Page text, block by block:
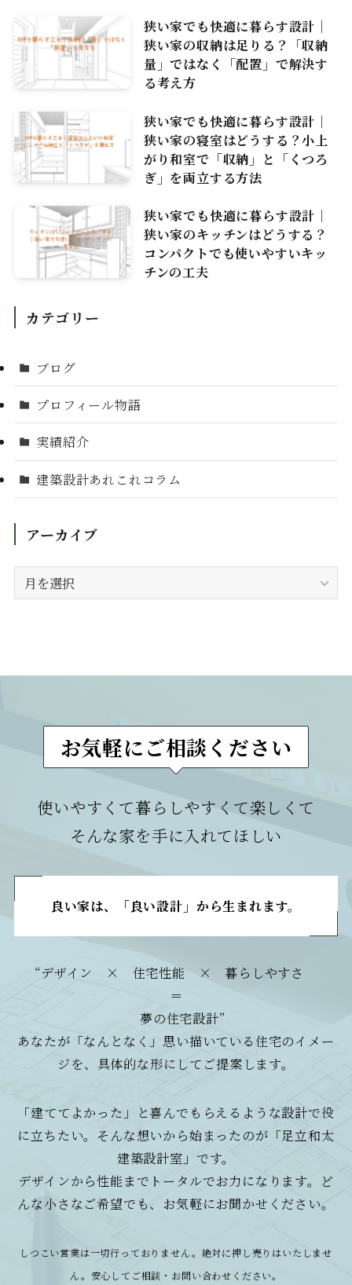
狭い家でも快適に暮らす設計｜
狭い家の収納は足りる？「収納
量」ではなく「配置」で解決す
る考え方
狭い家でも快適に暮らす設計｜
狭い家の寝室はどうする？小上
がり和室で「収納」と「くつろ
ぎ」を両立する方法
狭い家でも快適に暮らす設計｜
狭い家のキッチンはどうする？
コンパクトでも使いやすいキッ
チンの工夫
カテゴリー
ブログ
プロフィール物語
実績紹介
建築設計あれこれコラム
アーカイブ
ー
お気軽にご相談ください
使いやすくて暮らしやすくて楽しくて
そんな家を手に入れてほしい
良い家は、「良い設計 」 から生まれます。
“デザイン × 住宅性能 × 暮らしやすさ
＝
夢の住宅設計”
あなたが「なんとなく」思い描いている住宅のイメー
ジを、具体的な形にしてご提案します。
「建ててよかった」と喜んでもらえるような設計で役
に立ちたい。そんな想いから始まったのが「足立和太
建築設計室」です。
デザインから性能までトータルでお力になります。ど
んな小さなご希望でも、お気軽にお聞かせください。
しつこい営業は一切行っておりません。絶対に押し売りはいたしませ
ん。安心してご相談・お問い合わせください。